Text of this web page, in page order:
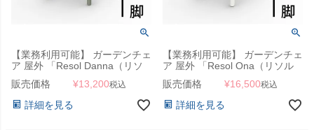
【業務利用可能】 ガーデンチェ
ア 屋外 「Resol Danna（リソ
ル ダナー チェア）」
販売価格 ¥13,200税込
詳細を見る
【業務利用可能】 ガーデンチェ
ア 屋外 「Resol Ona（リソル
オナ チェア）」
販売価格 ¥16,500税込
詳細を見る